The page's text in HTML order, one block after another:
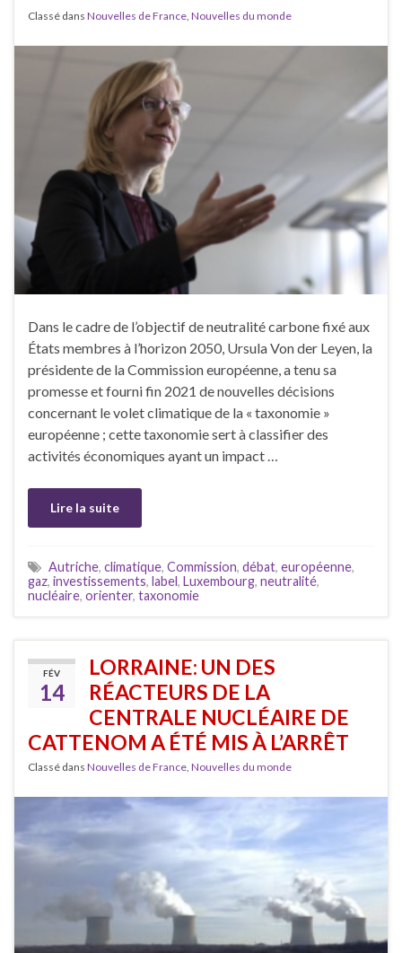
Classé dans Nouvelles de France Nouvelles du monde
Dans le cadre de l’objectif de neutralité carbone fixé aux
États membres à l’horizon 2050, Ursula Von der Leyen, la
présidente de la Commission européenne, a tenu sa
promesse et fourni fin 2021 de nouvelles décisions
concernant le volet climatique de la « taxonomie »
européenne ; cette taxonomie sert à classifier des
activités économiques ayant un impact …
Lire la suite
Autriche, climatique, Commission, débat, européenne,
gaz, investissements, label, Luxembourg, neutralité,
nucléaire, orienter, taxonomie
FÉV
14
LORRAINE: UN DES
RÉACTEURS DE LA
CENTRALE NUCLÉAIRE DE
CATTENOM A ÉTÉ MIS À L’ARRÊT
Classé dans Nouvelles de France, Nouvelles du monde